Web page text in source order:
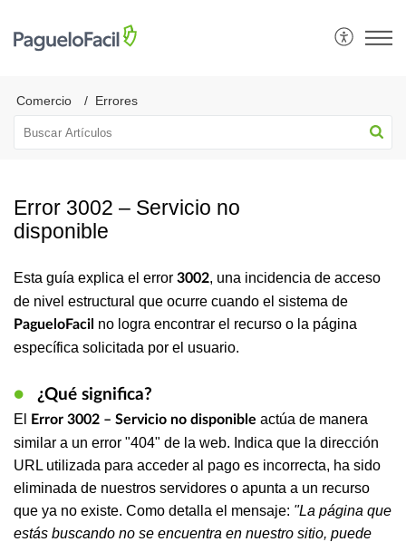
Comercio Errores
Error 3002 – Servicio no
disponible
Esta guía explica el error 3002, una incidencia de acceso
de nivel estructural que ocurre cuando el sistema de
PagueloFacil no logra encontrar el recurso o la página
específica solicitada por el usuario.
● ¿Qué significa?
El Error 3002 – Servicio no disponible actúa de manera
similar a un error "404" de la web. Indica que la dirección
URL utilizada para acceder al pago es incorrecta, ha sido
eliminada de nuestros servidores o apunta a un recurso
que ya no existe. Como detalla el mensaje: "La página que
estás buscando no se encuentra en nuestro sitio, puede